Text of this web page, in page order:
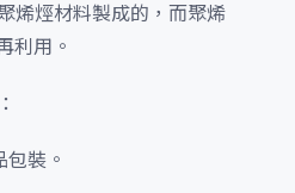
烯烴材料製成的，而聚烯
利用。
裝。